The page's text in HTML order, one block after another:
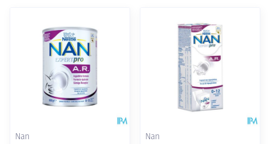
Nan Nan